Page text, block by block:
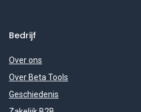
Bedrijf
Over ons
Over Beta Tools
Geschiedenis